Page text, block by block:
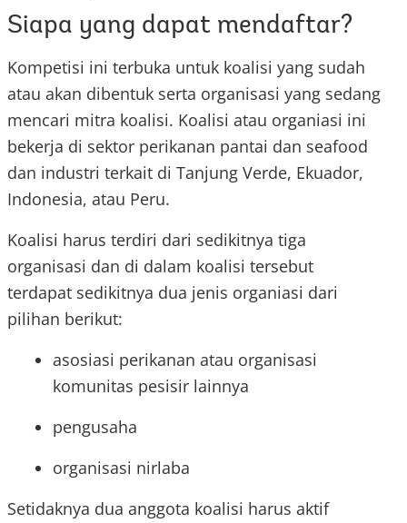
Siapa yang dapat mendaftar?
Kompetisi ini terbuka untuk koalisi yang sudah
atau akan dibentuk serta organisasi yang sedang
mencari mitra koalisi. Koalisi atau organiasi ini
bekerja di sektor perikanan pantai dan seafood
dan industri terkait di Tanjung Verde, Ekuador,
Indonesia, atau Peru.
Koalisi harus terdiri dari sedikitnya tiga
organisasi dan di dalam koalisi tersebut
terdapat sedikitnya dua jenis organiasi dari
pilihan berikut:
asosiasi perikanan atau organisasi
komunitas pesisir lainnya
pengusaha
organisasi nirlaba
Setidaknya dua anggota koalisi harus aktif